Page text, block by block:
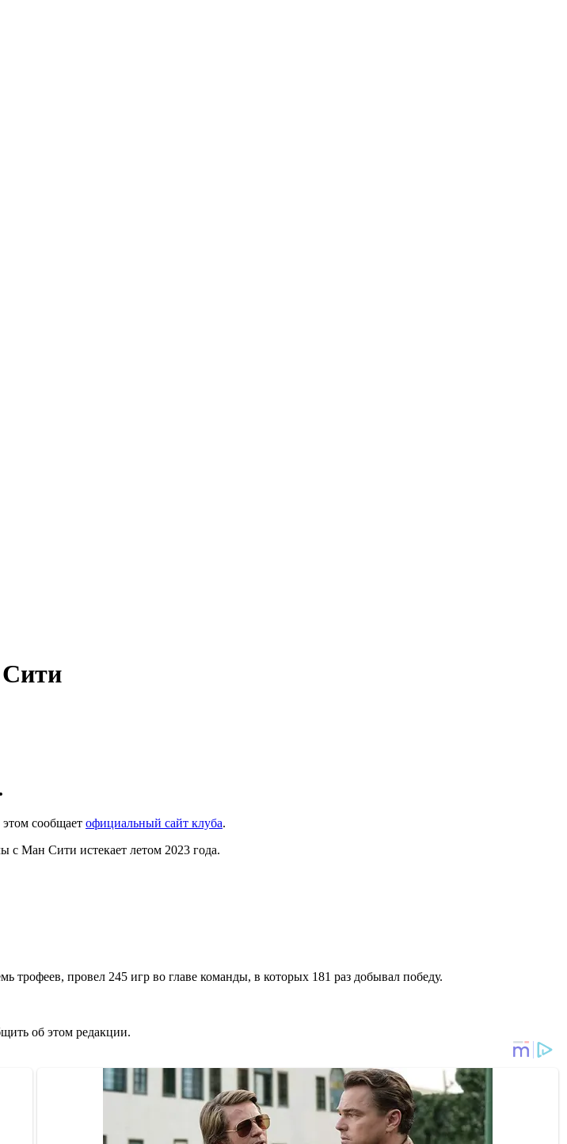
Сити
сообщает официальный сайт клуба.
с Ман Сити истекает летом 2023 года.
трофеев, провел 245 игр во главе команды, в которых 181 раз добывал победу.
об этом редакции.